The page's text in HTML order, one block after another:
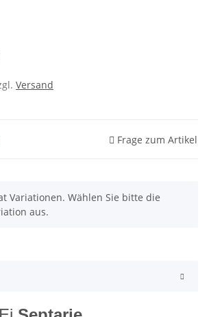
Versand
Frage zum Artikel
Variationen. Wählen Sie bitte die
aus.